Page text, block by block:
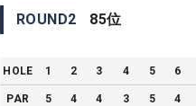
ROUND2 85位
HOLE 1 2 3 4 5 6
PAR 5 4 4 3 5 4